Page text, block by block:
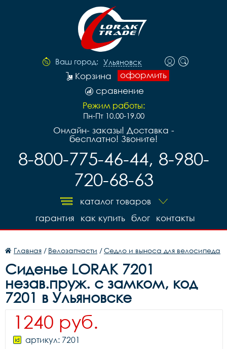
Ваш город: Ульяновск
оформить
Корзина
сравнение
Режим работы:
Пн-Пт 10.00-19.00
Онлайн- заказы! Доставка -
бесплатно! Звоните!
8-800-775-46-44, 8-980-
720-68-63
каталог товаров
контакты
блог
как купить
гарантия
Главная / Велозапчасти /Седло и выноса для велосипеда
Сиденье LORAK 7201
незав.пруж. с замком, код
7201 в Ульяновске
1240 руб.
артикул: 7201